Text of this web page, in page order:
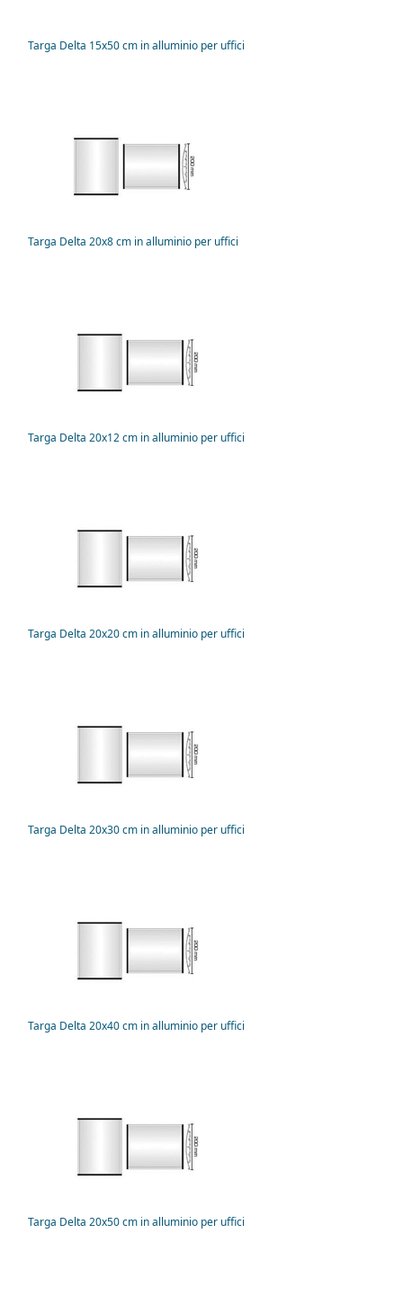
Targa Delta 15x50 cm in alluminio per uffici
Targa Delta 20x8 cm in alluminio per uffici
Targa Delta 20x12 cm in alluminio per uffici
Targa Delta 20x20 cm in alluminio per uffici
Targa Delta 20x30 cm in alluminio per uffici
Targa Delta 20x40 cm in alluminio per uffici
Targa Delta 20x50 cm in alluminio per uffici